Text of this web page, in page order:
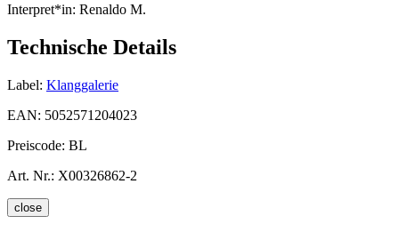
Interpret*in: Renaldo M.
Technische Details
Label: Klanggalerie
EAN: 5052571204023
Preiscode: BL
Art. Nr.: X00326862-2
close